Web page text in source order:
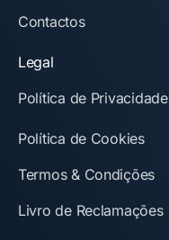
Contactos
Legal
Política de Privacidade
Política de Cookies
Termos & Condições
Livro de Reclamações